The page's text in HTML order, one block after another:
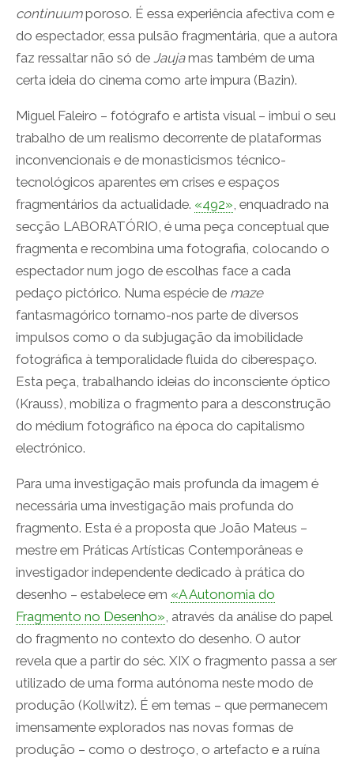
continuumporoso. É essa experiência afectiva com e
do espectador, essa pulsão fragmentária, que a autora
faz ressaltar não só de Jaujamas também de uma
certa ideia do cinema como arte impura (Bazin).
Miguel Faleiro – fotógrafo e artista visual – imbui o seu
trabalho de um realismo decorrente de plataformas
inconvencionais e de monasticismos técnico-
tecnológicos aparentes em crises e espaços
fragmentários da actualidade. «492» , enquadrado na
secção LABORATÓRIO, é uma peça conceptual que
fragmenta e recombina uma fotografia, colocando o
espectador num jogo de escolhas face a cada
pedaço pictórico. Numa espécie de maze
fantasmagórico tornamo-nos parte de diversos
impulsos como o da subjugação da imobilidade
fotográfica à temporalidade fluida do ciberespaço.
Esta peça, trabalhando ideias do inconsciente óptico
(Krauss), mobiliza o fragmento para a desconstrução
do médium fotográfico na época do capitalismo
electrónico.
Para uma investigação mais profunda da imagem é
necessária uma investigação mais profunda do
fragmento. Esta é a proposta que João Mateus –
mestre em Práticas Artísticas Contemporâneas e
investigador independente dedicado à prática do
desenho – estabelece em «A Autonomia do
Fragmento no Desenho» , através da análise do papel
do fragmento no contexto do desenho. O autor
revela que a partir do séc. XIX o fragmento passa a ser
utilizado de uma forma autónoma neste modo de
produção (Kollwitz). É em temas – que permanecem
imensamente explorados nas novas formas de
produção – como o destroço, o artefacto e a ruína